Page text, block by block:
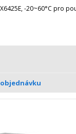
-20~60°C pro